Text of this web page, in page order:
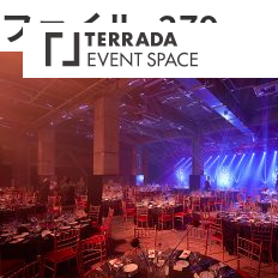
ファイル_279